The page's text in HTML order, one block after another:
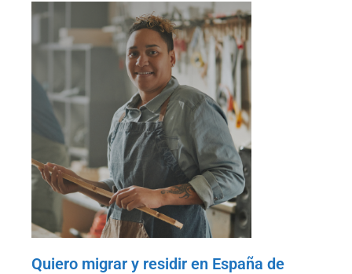
Quiero migrar y residir en España de